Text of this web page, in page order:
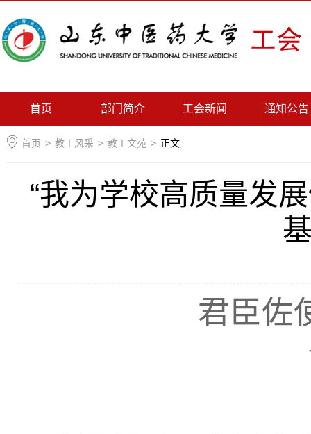
首页 部门简介 工会新闻 通知公告
首页 > 教工风采 > 教工文苑 > 正文
“我为学校高质量发
君臣佐